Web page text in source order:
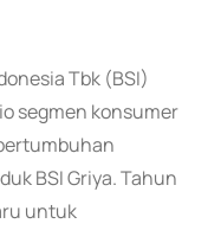
Tbk (BSI)
segmen konsumer
BSI Griya. Tahun
untuk